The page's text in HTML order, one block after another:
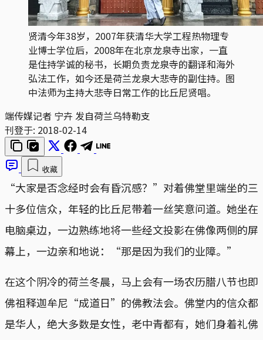
贤清今年38岁，2007年获清华大学工程热物理专
业博士学位后，2008年在北京龙泉寺出家，一直
是住持学诚的秘书，长期负责龙泉寺的翻译和海外
弘法工作，如今还是荷兰龙泉大悲寺的副住持。图
中法师为主持大悲寺日常工作的比丘尼贤唱。
端传媒记者 宁卉 发自荷兰乌特勒支
刊登于: 2018-02-14
收藏
“大家是否念经时会有昏沉感？”对着佛堂里端坐的三
十多位信众，年轻的比丘尼带着一丝笑意问道。她坐在
电脑桌边，一边熟练地将一些经文投影在佛像两侧的屏
幕上，一边亲和地说：“那是因为我们的业障。”
在这个阴冷的荷兰冬晨，马上会有一场农历腊八节也即
佛祖释迦牟尼“成道日”的佛教法会。佛堂内的信众都
是华人，绝大多数是女性，老中青都有，她们身着礼佛